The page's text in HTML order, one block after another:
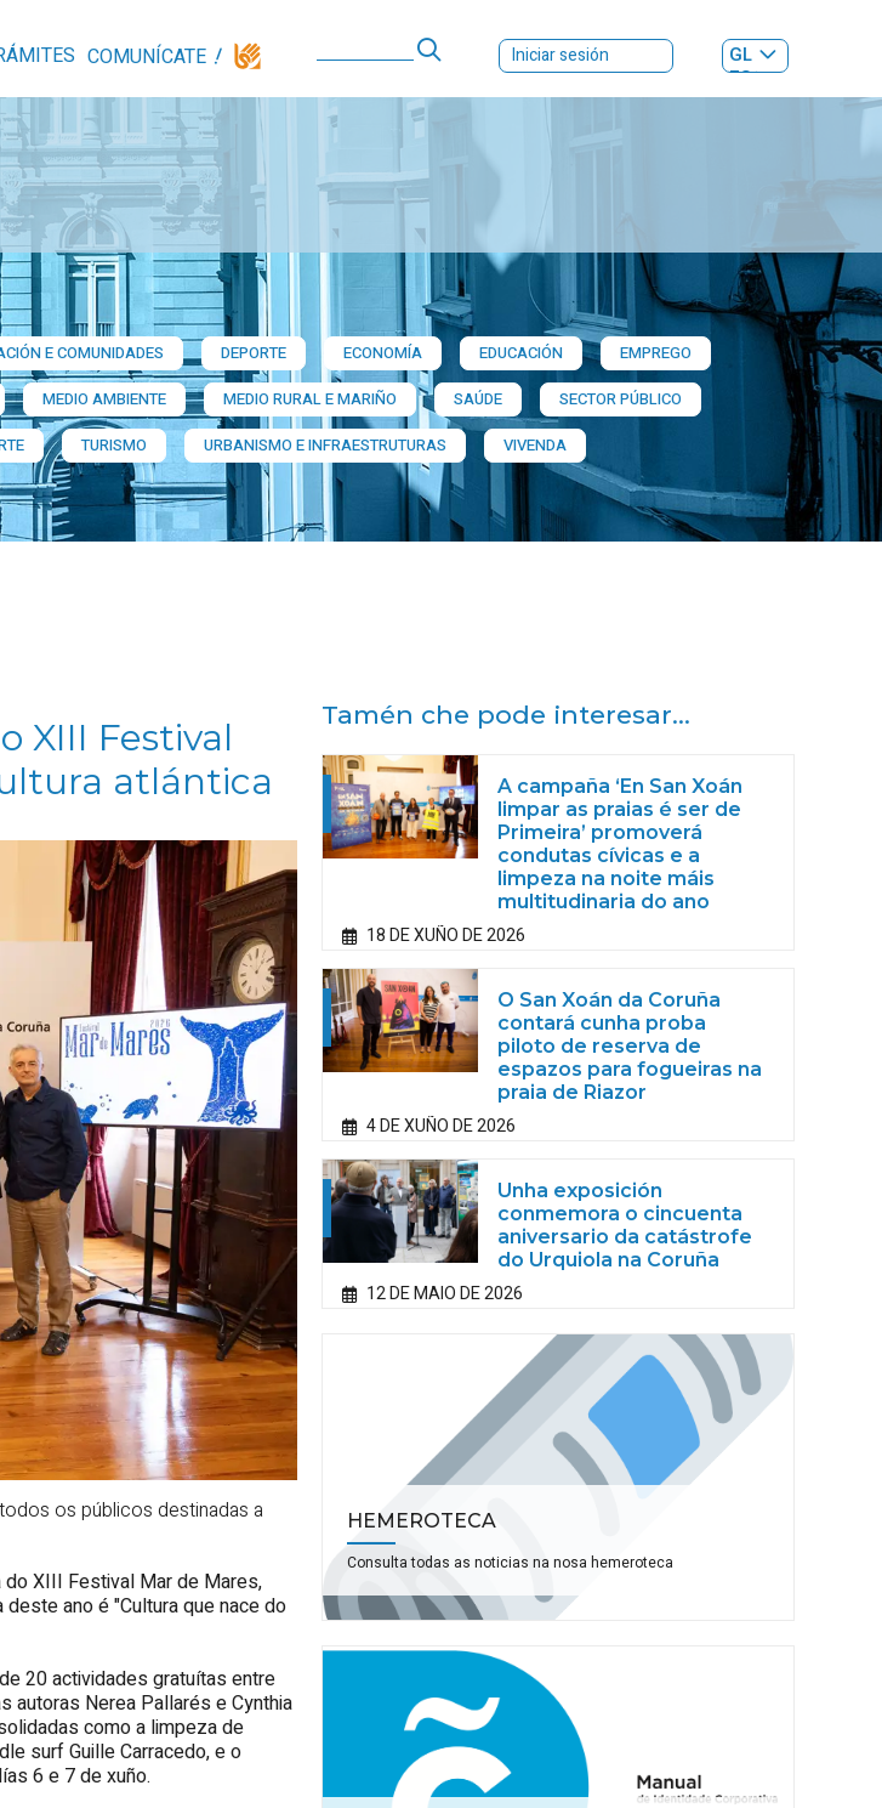
COMUNÍCATE Iniciar sesión
GL
ES|
E COMUNIDADES DEPORTE ECONOMÍA EDUCACIÓN
EMPREGO
MEDIO AMBIENTE MEDIO RURAL E MARIÑO SAÚDE
SECTOR PÚBLICO
TURISMO URBANISMO E INFRAESTRUTURAS VIVENDA
XIII Festival
atlántica
os públicos destinadas a
do XIII Festival Mar de Mares,
ano é "Cultura que nace do
20 actividades gratuítas entre
autoras Nerea Pallarés e Cynthia
como a limpeza de
surf Guille Carracedo, e o
6 e 7 de xuño.
Tamén che pode interesar...
A campaña ‘En San Xoán
limpar as praias é ser de
Primeira’ promoverá
condutas cívicas e a
limpeza na noite máis
multitudinaria do ano
18 DE XUÑO DE 2026
O San Xoán da Coruña
contará cunha proba
piloto de reserva de
espazos para fogueiras na
praia de Riazor
4 DE XUÑO DE 2026
Unha exposición
conmemora o cincuenta
aniversario da catástrofe
do Urquiola na Coruña
12 DE MAIO DE 2026
HEMEROTECA
Consulta todas as noticias na nosa hemeroteca